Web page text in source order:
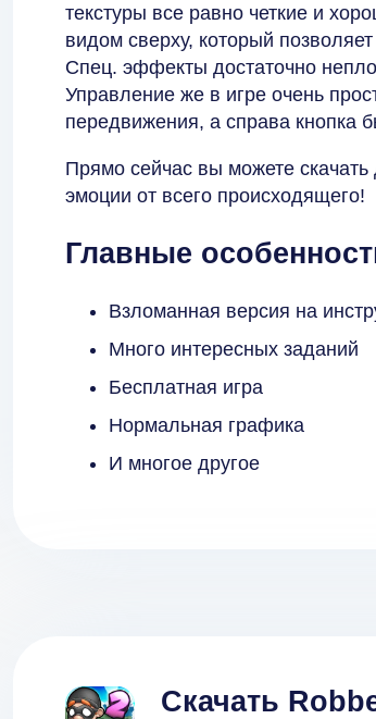
текстуры все равно четкие и
видом сверху, который
Спец. эффекты достаточно
Управление же в игре очень
передвижения, а справа кнопка
Прямо сейчас вы можете
эмоции от всего происходящего!
Главные
Взломанная версия на
Много интересных заданий
Бесплатная игра
Нормальная графика
И многое другое
Скачать